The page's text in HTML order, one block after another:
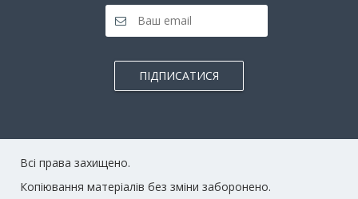
ПІДПИСАТИСЯ
Всі права захищено.
Копіювання матеріалів без зміни заборонено.